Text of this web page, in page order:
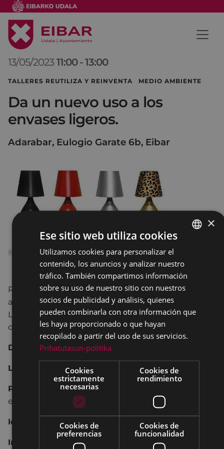
13/05/2023 11:00 -13:00
TALLERES REUTILIZA Y REINVENTA MEDIO AMBIENTE
Da un nuevo uso a los
envases ligeros.
Adarabar, Eulogio Garate 6b, Eibar
REDUCE la BASURA que echas al contenedor
amarillo y crea con ese material originales
LÁMPARAS para iluminar tu casa o FLOREROS para
decorarla.
Día y hora:13 de mayo: 11:00 – 13:00
Lugar: Adarabar, Eulogio Garate 6b, Eibar
Precio:
empadronados/as en Eibar: 6 €/ No
empadronados/as en Eibar: 9 €
Idioma: euskera
Inscripciones:
×
Ese sitio web utiliza cookies
Utilizamos cookies para personalizar el
contenido, los anuncios y analizar nuestro
tráfico. También compartimos información
sobre su uso de nuestro sitio con nuestros
socios de publicidad y análisis, quienes
pueden combinarla con otra información que
les haya proporcionado o que hayan
recopilado a partir del uso de sus servicios.
Pribatutasun-politika
Cookies
estrictamente
necesarias
Cookies de
rendimiento
Cookies de
preferencias
Cookies de
funcionalidad